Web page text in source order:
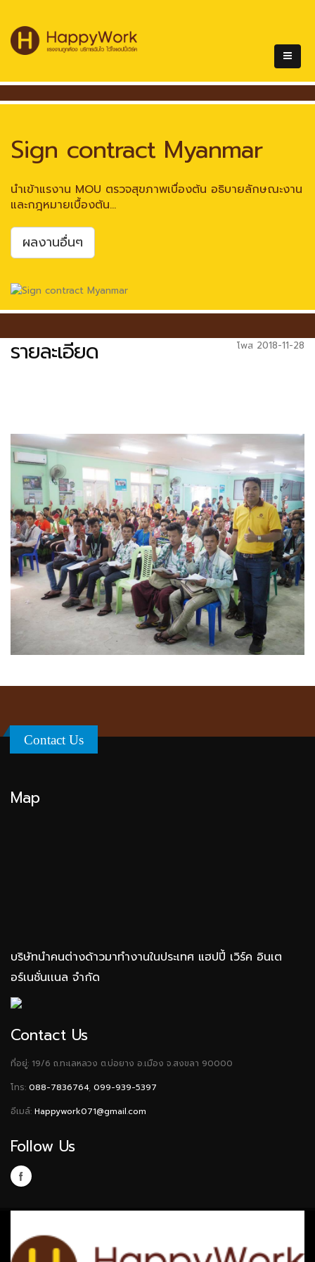
Sign contract Myanmar
นำเข้าแรงาน MOU ตรวจสุขภาพเบื่องต้น อธิบายลักษณะงาน
และกฎหมายเบื้องต้น...
ผลงานอื่นๆ
โพส 2018-11-28
รายละเอียด
Contact Us
Map
บริษัทนำคนต่างด้าวมาทำงานในประเทศ แฮปปี้ เวิร์ค อินเต
อร์เนชั่นเเนล จำกัด
Contact Us
ที่อยู่: 19/6 ถ.ทะเลหลวง ต.บ่อยาง อ.เมือง จ.สงขลา 90000
โทร: 088-7836764, 099-939-5397
อีเมล์: Happywork071@gmail.com
Follow Us